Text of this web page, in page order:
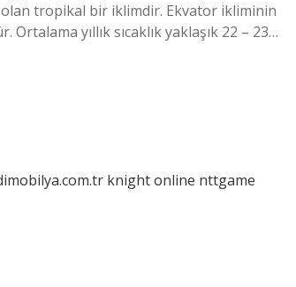
olan tropikal bir iklimdir. Ekvator ikliminin
yıllık sıcaklık yaklaşık 22 – 23…
knight online nttgame